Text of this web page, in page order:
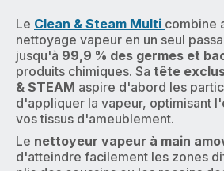
Le Clean & Steam Multi combine
nettoyage vapeur en un seul
jusqu'à 99,9 % des germes et
produits chimiques. Sa tête
& STEAM aspire d'abord les
d'appliquer la vapeur, optimisant
vos tissus d'ameublement.
Le nettoyeur vapeur à main
d'atteindre facilement les zones